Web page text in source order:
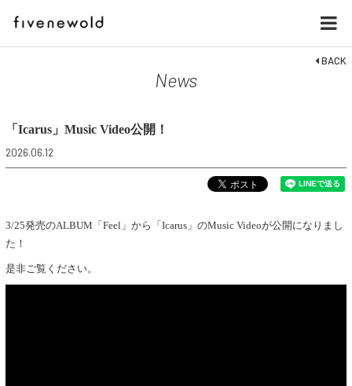
News
BACK
「Icarus」Music Video公開！
2026.06.12
3/25発売のALBUM「Feel」から「Icarus」のMusic Videoが公開になりまし
た！
是非ご覧ください。